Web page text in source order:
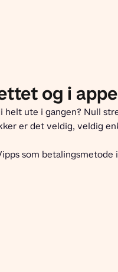
og i
helt ute i gangen? Null
er det veldig, veldig